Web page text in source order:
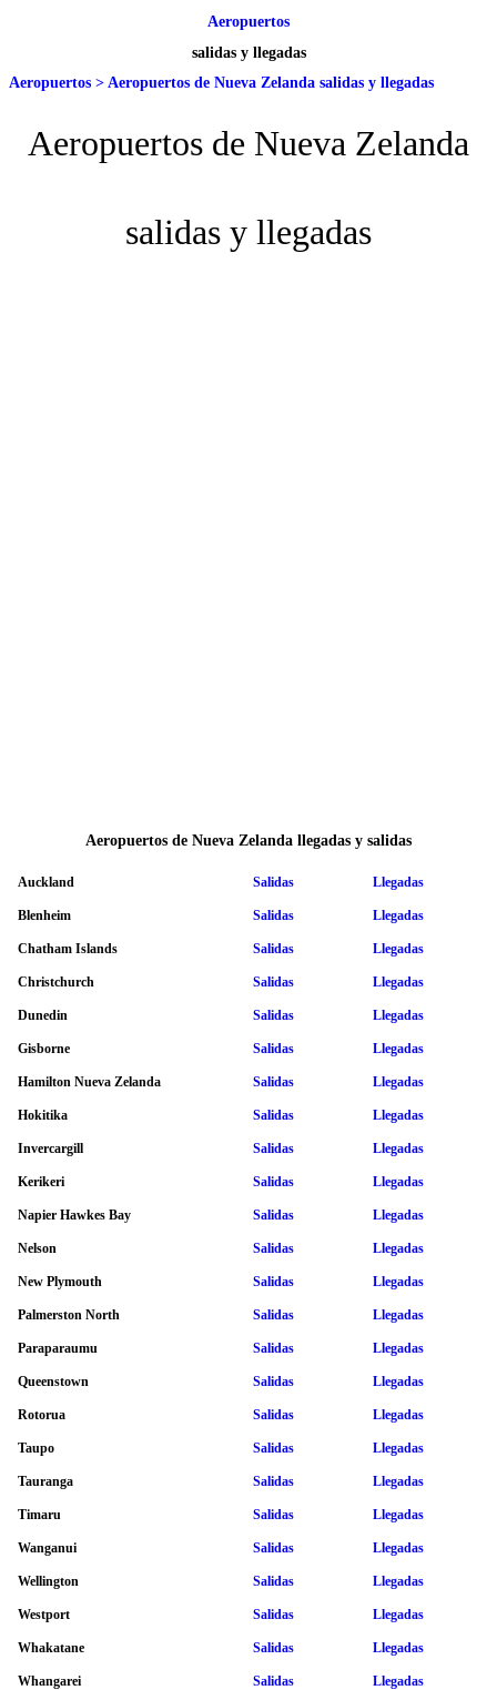
Aeropuertos
salidas y llegadas
Aeropuertos > Aeropuertos de Nueva Zelanda salidas y llegadas
Aeropuertos de Nueva Zelanda
salidas y llegadas
Aeropuertos de Nueva Zelanda llegadas y salidas
Auckland Salidas Llegadas
Blenheim Salidas Llegadas
Chatham Islands Salidas Llegadas
Christchurch Salidas Llegadas
Dunedin Salidas Llegadas
Gisborne Salidas Llegadas
Hamilton Nueva Zelanda Salidas Llegadas
Hokitika Salidas Llegadas
Invercargill Salidas Llegadas
Kerikeri Salidas Llegadas
Napier Hawkes Bay Salidas Llegadas
Nelson Salidas Llegadas
New Plymouth Salidas Llegadas
Palmerston North Salidas Llegadas
Paraparaumu Salidas Llegadas
Queenstown Salidas Llegadas
Rotorua Salidas Llegadas
Taupo Salidas Llegadas
Tauranga Salidas Llegadas
Timaru Salidas Llegadas
Wanganui Salidas Llegadas
Wellington Salidas Llegadas
Westport Salidas Llegadas
Whakatane Salidas Llegadas
Whangarei Salidas Llegadas